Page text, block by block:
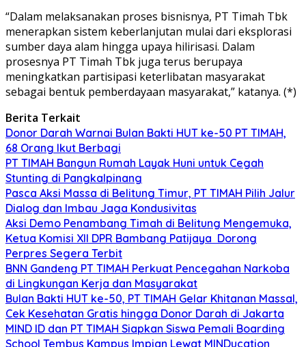
“Dalam melaksanakan proses bisnisnya, PT Timah Tbk
menerapkan sistem keberlanjutan mulai dari eksplorasi
sumber daya alam hingga upaya hilirisasi. Dalam
prosesnya PT Timah Tbk juga terus berupaya
meningkatkan partisipasi keterlibatan masyarakat
sebagai bentuk pemberdayaan masyarakat,” katanya. (*)
Berita Terkait
Donor Darah Warnai Bulan Bakti HUT ke-50 PT TIMAH,
68 Orang Ikut Berbagi
PT TIMAH Bangun Rumah Layak Huni untuk Cegah
Stunting di Pangkalpinang
Pasca Aksi Massa di Belitung Timur, PT TIMAH Pilih Jalur
Dialog dan Imbau Jaga Kondusivitas
Aksi Demo Penambang Timah di Belitung Mengemuka,
Ketua Komisi XII DPR Bambang Patijaya Dorong
Perpres Segera Terbit
BNN Gandeng PT TIMAH Perkuat Pencegahan Narkoba
di Lingkungan Kerja dan Masyarakat
Bulan Bakti HUT ke-50, PT TIMAH Gelar Khitanan Massal,
Cek Kesehatan Gratis hingga Donor Darah di Jakarta
MIND ID dan PT TIMAH Siapkan Siswa Pemali Boarding
School Tembus Kampus Impian Lewat MINDucation